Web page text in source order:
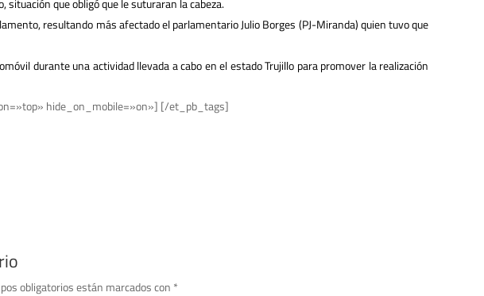
situación que obligó que le suturaran la cabeza.
resultando más afectado el parlamentario Julio Borges (PJ-Miranda) quien tuvo que
durante una actividad llevada a cabo en el estado Trujillo para promover la realización
hide_on_mobile=»on»] [/et_pb_tags]
obligatorios están marcados con *